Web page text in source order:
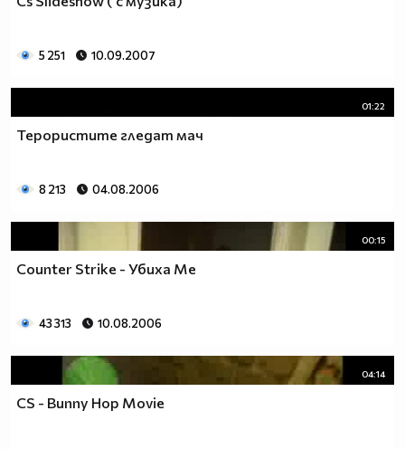
5 251 10.09.2007
01:22
Терористите гледат мач
8 213 04.08.2006
00:15
Counter Strike - Убиха Ме
43 313 10.08.2006
04:14
CS - Bunny Hop Movie